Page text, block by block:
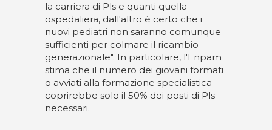
la carriera di Pls e quanti quella
ospedaliera, dall'altro è certo che i
nuovi pediatri non saranno comunque
sufficienti per colmare il ricambio
generazionale". In particolare, l'Enpam
stima che il numero dei giovani formati
o avviati alla formazione specialistica
coprirebbe solo il 50% dei posti di Pls
necessari.